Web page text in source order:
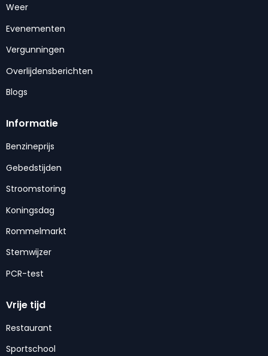
Weer
Evenementen
Vergunningen
Overlijdensberichten
Blogs
Informatie
Benzineprijs
Gebedstijden
Stroomstoring
Koningsdag
Rommelmarkt
Stemwijzer
PCR-test
Vrije tijd
Restaurant
Sportschool